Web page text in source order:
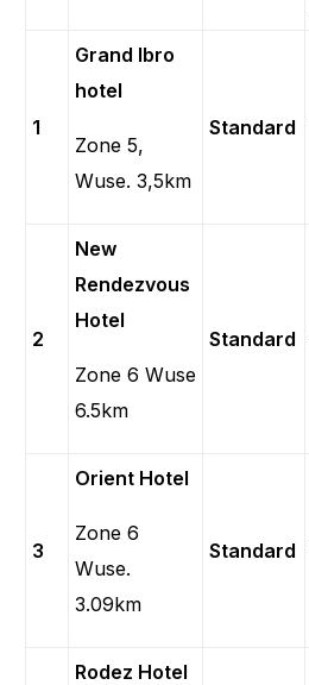
1
Grand Ibro
hotel
Zone 5,
Wuse. 3,5km
Standard
2
New
Rendezvous
Hotel
Zone 6 Wuse
6.5km
Standard
3
Orient Hotel
Zone 6
Wuse.
3.09km
Standard
Rodez Hotel